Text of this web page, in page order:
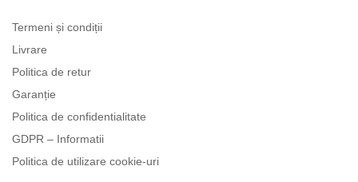
Termeni și condiții
Livrare
Politica de retur
Garanție
Politica de confidentialitate
GDPR – Informatii
Politica de utilizare cookie-uri